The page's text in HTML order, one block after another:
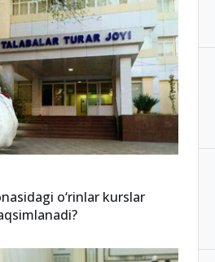
o‘rinlar kurslar